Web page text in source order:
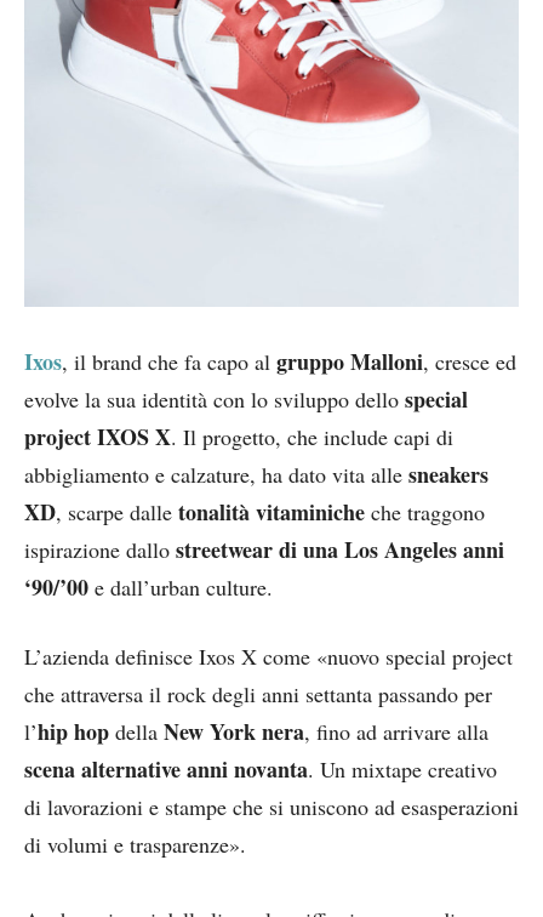
Ixos, il brand che fa capo al gruppo Malloni, cresce ed
evolve la sua identità con lo sviluppo dello special
project IXOS X. Il progetto, che include capi di
abbigliamento e calzature, ha dato vita alle sneakers
XD, scarpe dalle tonalità vitaminiche che traggono
ispirazione dallo streetwear di una Los Angeles anni
‘90/’00 e dall’urban culture.
L’azienda definisce Ixos X come «nuovo special project
che attraversa il rock degli anni settanta passando per
l’hip hop della New York nera, fino ad arrivare alla
scena alternative anni novanta. Un mixtape creativo
di lavorazioni e stampe che si uniscono ad esasperazioni
di volumi e trasparenze».